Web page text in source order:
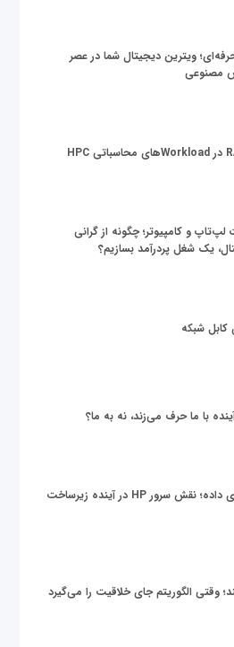
ویترین دیجیتال شما در عصر
مصنوعی
و کامپیوتر؛ چگونه از گرانی
یک شغل پردرآمد بسازیم؟
کابل شبکه
با ما حرف می‌زند، نه به ما؟
زیر پوست دنیای داده؛ نقش سرور HP در آینده زیرساخت
وقتی الگوریتم جای خلاقیت را می‌گیرد